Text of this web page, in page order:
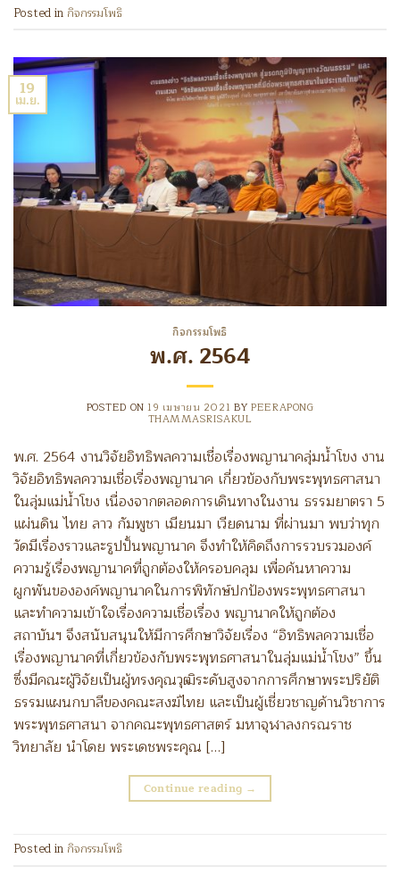
Posted in กิจกรรมโพธิ
19
เม.ย.
กิจกรรมโพธิ
พ.ศ. 2564
POSTED ON19 เมษายน 2021 BYPEERAPONG
THAMMASRISAKUL
พ.ศ. 2564 งานวิจัยอิทธิพลความเชื่อเรื่องพญานาคลุ่มน้ำโขง งาน
วิจัยอิทธิพลความเชื่อเรื่องพญานาค เกี่ยวข้องกับพระพุทธศาสนา
ในลุ่มแม่น้ำโขง เนื่องจากตลอดการเดินทางในงาน ธรรมยาตรา 5
แผ่นดิน ไทย ลาว กัมพูชา เมียนมา เวียดนาม ที่ผ่านมา พบว่าทุก
วัดมีเรื่องราวและรูปปั้นพญานาค จึงทำให้คิดถึงการรวบรวมองค์
ความรู้เรื่องพญานาคที่ถูกต้องให้ครอบคลุม เพื่อค้นหาความ
ผูกพันขององค์พญานาคในการพิทักษ์ปกป้องพระพุทธศาสนา
และทำความเข้าใจเรื่องความเชื่อเรื่อง พญานาคให้ถูกต้อง
สถาบันฯ จึงสนับสนุนให้มีการศึกษาวิจัยเรื่อง “อิทธิพลความเชื่อ
เรื่องพญานาคที่เกี่ยวข้องกับพระพุทธศาสนาในลุ่มแม่น้ำโขง” ขึ้น
ซึ่งมีคณะผู้วิจัยเป็นผู้ทรงคุณวุฒิระดับสูงจากการศึกษาพระปริยัติ
ธรรมแผนกบาลีของคณะสงฆ์ไทย และเป็นผู้เชี่ยวชาญด้านวิชาการ
พระพุทธศาสนา จากคณะพุทธศาสตร์ มหาจุฬาลงกรณราช
วิทยาลัย นำโดย พระเดชพระคุณ […]
Continue reading →
Posted in กิจกรรมโพธิ